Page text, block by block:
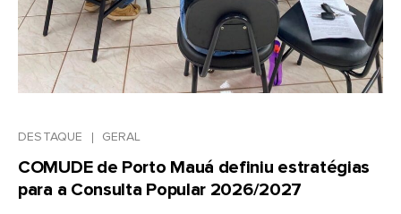
DESTAQUE GERAL
COMUDE de Porto Mauá definiu estratégias
para a Consulta Popular 2026/2027